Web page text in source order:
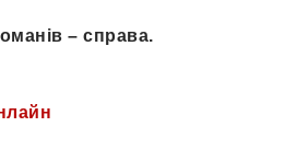
– справа.